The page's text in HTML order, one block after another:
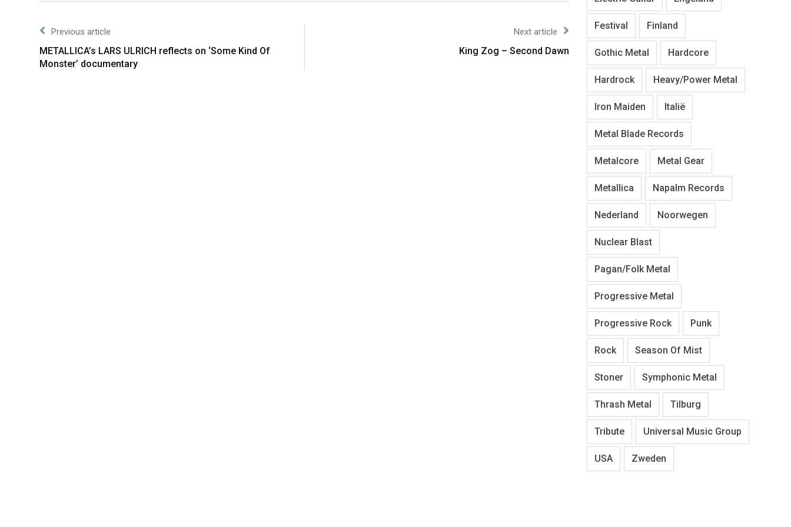
Previous article
METALLICA’s LARS ULRICH reflects on ‘Some Kind Of
Monster’ documentary
Next article
King Zog – Second Dawn
Festival Finland
Gothic Metal Hardcore
Hardrock Heavy/Power Metal
Iron Maiden Italië
Metal Blade Records
Metalcore Metal Gear
Metallica Napalm Records
Nederland Noorwegen
Nuclear Blast
Pagan/Folk Metal
Progressive Metal
Progressive Rock Punk
Rock Season Of Mist
Stoner Symphonic Metal
Thrash Metal Tilburg
Tribute Universal Music Group
USA Zweden